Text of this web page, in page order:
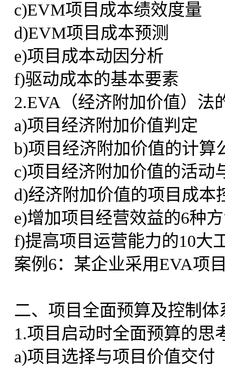
c)EVM项目成本绩效度量
d)EVM项目成本预测
e)项目成本动因分析
f)驱动成本的基本要素
2.EVA（经济附加价值）法
a)项目经济附加价值判定
b)项目经济附加价值的计算
c)项目经济附加价值的活动
d)经济附加价值的项目成本
e)增加项目经营效益的6种
f)提高项目运营能力的10大
案例6：某企业采用EVA项
二、项目全面预算及控制
1.项目启动时全面预算的思
a)项目选择与项目价值交付